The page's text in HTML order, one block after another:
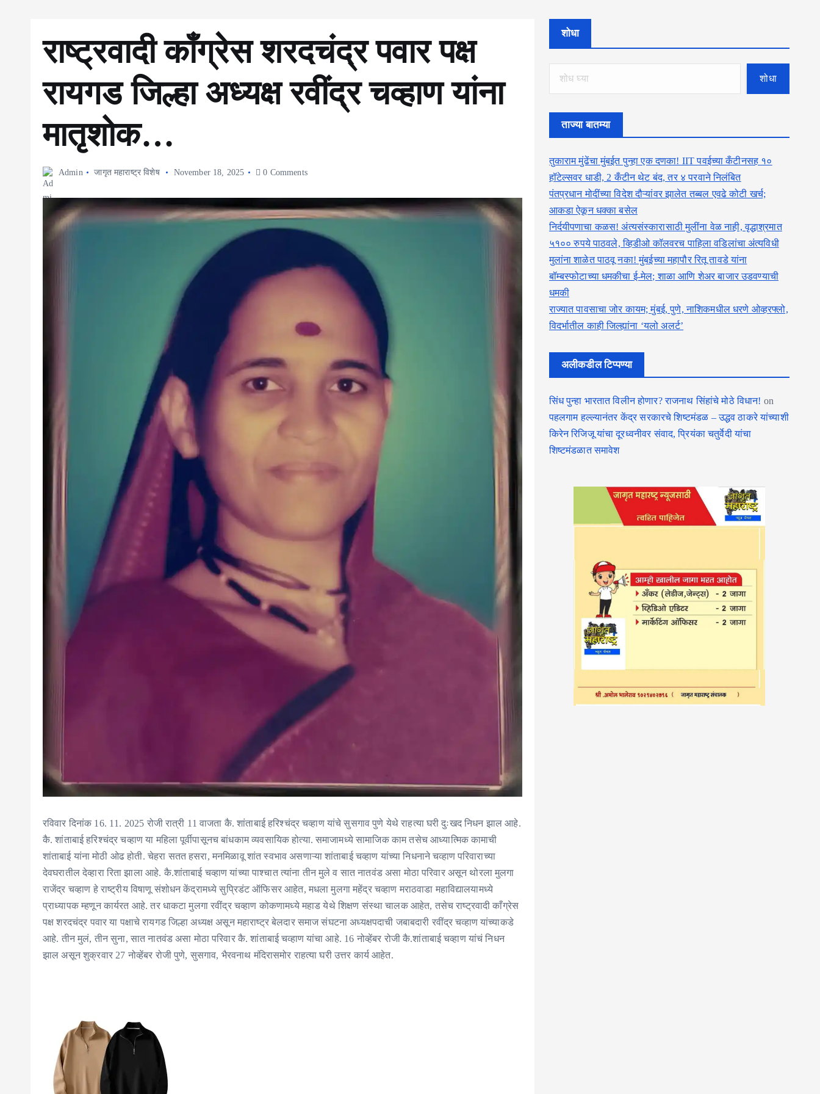
राष्ट्रवादी काँग्रेस शरदचंद्र पवार पक्ष
रायगड जिल्हा अध्यक्ष रवींद्र चव्हाण यांना
मातृशोक…
Admin जागृत महाराष्ट्र विशेष November 18, 2025 0 Comments
रविवार दिनांक 16. 11. 2025 रोजी रात्री 11 वाजता कै. शांताबाई हरिश्चंद्र चव्हाण यांचे सुसगाव पुणे येथे राहत्या घरी दुःखद निधन झाल आहे.
कै. शांताबाई हरिश्चंद्र चव्हाण या महिला पूर्वीपासूनच बांधकाम व्यवसायिक होत्या. समाजामध्ये सामाजिक काम तसेच आध्यात्मिक कामाची
शांताबाई यांना मोठी ओढ होती. चेहरा सतत हसरा, मनमिळावू शांत स्वभाव असणाऱ्या शांताबाई चव्हाण यांच्या निधनाने चव्हाण परिवाराच्या
देवघरातील देव्हारा रिता झाला आहे. कै.शांताबाई चव्हाण यांच्या पाश्चात त्यांना तीन मुले व सात नातवंड असा मोठा परिवार असून थोरला मुलगा
राजेंद्र चव्हाण हे राष्ट्रीय विषाणू संशोधन केंद्रामध्ये सुप्रिडंट ऑफिसर आहेत, मधला मुलगा महेंद्र चव्हाण मराठवाडा महाविद्यालयामध्ये
प्राध्यापक म्हणून कार्यरत आहे. तर धाकटा मुलगा रवींद्र चव्हाण कोकणामध्ये महाड येथे शिक्षण संस्था चालक आहेत, तसेच राष्ट्रवादी काँग्रेस
पक्ष शरदचंद्र पवार या पक्षाचे रायगड जिल्हा अध्यक्ष असून महाराष्ट्र बेलदार समाज संघटना अध्यक्षपदाची जबाबदारी रवींद्र चव्हाण यांच्याकडे
आहे. तीन मुलं, तीन सुना, सात नातवंड असा मोठा परिवार कै. शांताबाई चव्हाण यांचा आहे. 16 नोव्हेंबर रोजी कै.शांताबाई चव्हाण यांचं निधन
झाल असून शुक्रवार 27 नोव्हेंबर रोजी पुणे, सुसगाव, भैरवनाथ मंदिरासमोर राहत्या घरी उत्तर कार्य आहेत.
शोधा
शोधा
ताज्या बातम्या
तुकाराम मुंढेंचा मुंबईत पुन्हा एक दणका! IIT पवईच्या कँटीनसह १०
हॉटेल्सवर धाडी, 2 कँटीन थेट बंद, तर ४ परवाने निलंबित
पंतप्रधान मोदींच्या विदेश दौऱ्यांवर झालेत तब्बल एवढे कोटी खर्च;
आकडा ऐकून धक्का बसेल
निर्दयीपणाचा कळस! अंत्यसंस्कारासाठी मुलींना वेळ नाही, वृद्धाश्रमात
५१०० रुपये पाठवले, व्हिडीओ कॉलवरच पाहिला वडिलांचा अंत्यविधी
मुलांना शाळेत पाठवू नका! मुंबईच्या महापौर रितू तावडे यांना
बॉम्बस्फोटाच्या धमकीचा ई-मेल; शाळा आणि शेअर बाजार उडवण्याची
धमकी
राज्यात पावसाचा जोर कायम; मुंबई, पुणे, नाशिकमधील धरणे ओव्हरफ्लो,
विदर्भातील काही जिल्ह्यांना ‘यलो अलर्ट’
अलीकडील टिप्पण्या
सिंध पुन्हा भारतात विलीन होणार? राजनाथ सिंहांचे मोठे विधान! on
पहलगाम हल्ल्यानंतर केंद्र सरकारचे शिष्टमंडळ – उद्धव ठाकरे यांच्याशी
किरेन रिजिजू यांचा दूरध्वनीवर संवाद, प्रियंका चतुर्वेदी यांचा
शिष्टमंडळात समावेश